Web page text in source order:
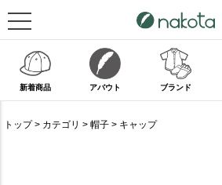
新着商品 アバウト ブランド
トップ カテゴリ 帽子 キャップ